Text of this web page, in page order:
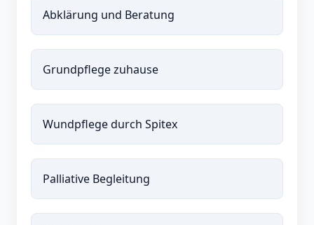
Abklärung und Beratung
Grundpflege zuhause
Wundpflege durch Spitex
Palliative Begleitung